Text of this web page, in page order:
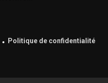
Politique de confidentialité